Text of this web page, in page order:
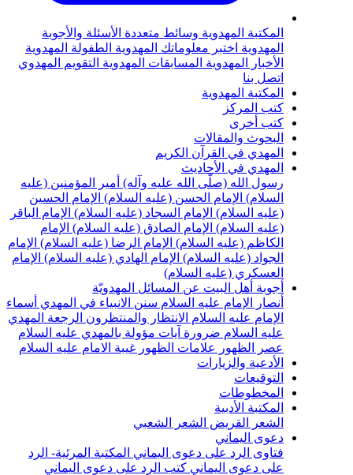
المهدويةوسائط متعددةالأسئلة والأجوبة
اختبر معلوماتك المهدويةالطفولة المهدوية
المهدويةالمسابقات المهدويةالتقويم المهدوي
المهدوية
والمقالات
في القرآن الكريم
في الأحاديث
الله (صلّى الله عليه وآله) أمير المؤمنين (عليه
الإمام الحسن (عليه السلام) الإمام الحسين
الإمام السجاد (عليه السلام) الإمام الباقر
الإمام الصادق (عليه السلام) الإمام
(عليه السلام) الإمام الرضا (عليه السلام) الإمام
(عليه السلام) الإمام الهادي (عليه السلام) الإمام
(عليه السلام)
أهل البيت عن المسائل المهدويّة
الإمام عليه السلامسنن الانبياء في المهديأسماء
عليه السلامالانتظار والمنتظرونالرجعةالمهدي
السلام ضرورة آيات مؤولة بالمهدي عليه السلام
علامات الظهورغيبة الامام عليه السلام
والزيارات
الأدبية
الشعر الشعبي
اليماني
الرد على دعوى اليماني المكتبة المرئية- الرد
دعوى اليماني كتب الرد على دعوى اليماني